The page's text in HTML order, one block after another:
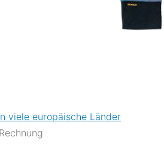
viele europäische Länder